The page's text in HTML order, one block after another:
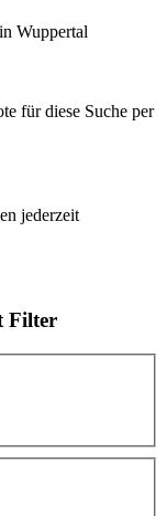
Wuppertal
für diese Suche per
jederzeit
Filter